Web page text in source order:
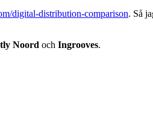
digital-distribution-comparison. Så
Noord och Ingrooves.